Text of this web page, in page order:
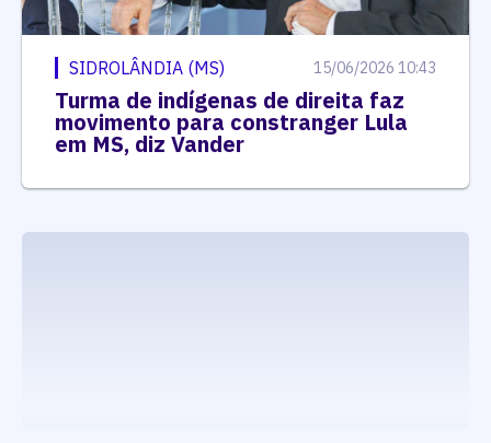
SIDROLÂNDIA (MS) 15/06/2026 10:43
Turma de indígenas de direita faz
movimento para constranger Lula
em MS, diz Vander